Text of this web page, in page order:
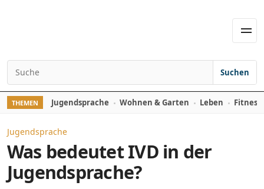
Search for:
Suchen
THEMEN Jugendsprache Wohnen & Garten Leben
Jugendsprache
Was bedeutet IVD in der
Jugendsprache?